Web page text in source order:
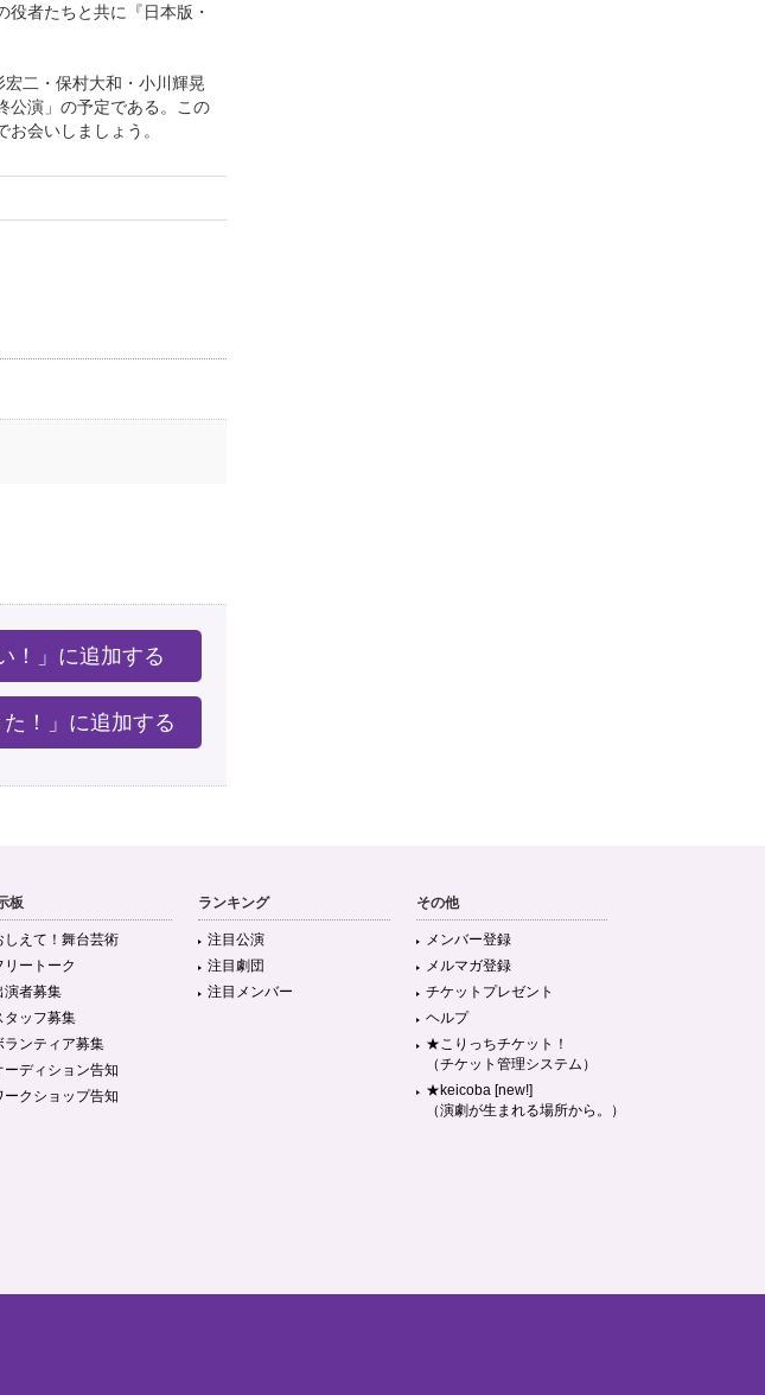
者たちと共に『日本版・
二・保村大和・小川輝晃
演」の予定である。この
会いしましょう。
！」に追加する
た！」に追加する
板
しえて！舞台芸術
リートーク
演者募集
タッフ募集
ランティア募集
ーディション告知
ークショップ告知
ランキング
注目公演
注目劇団
注目メンバー
その他
メンバー登録
メルマガ登録
チケットプレゼント
ヘルプ
★こりっちチケット！
（チケット管理システム）
★keicoba [new!]
（演劇が生まれる場所から。）